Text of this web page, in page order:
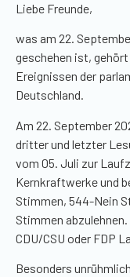
Liebe Freunde,
was am 22.
geschehen ist,
Ereignissen der
Deutschland.
Am 22. September
dritter und letzter
vom 05. Juli zur
Kernkraftwerke und
Stimmen, 544-Nein
Stimmen
CDU/CSU oder FDP
Besonders